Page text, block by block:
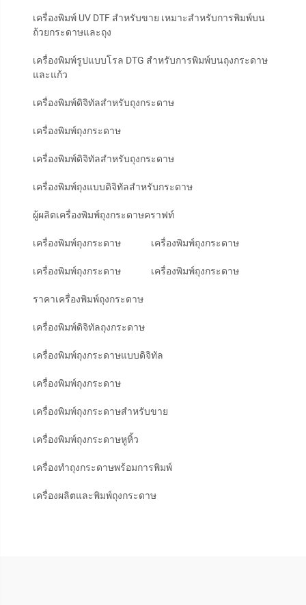
เครื่องพิมพ์ UV DTF สำหรับขาย เหมาะสำหรับการพิมพ์บน
ถ้วยกระดาษและถุง
เครื่องพิมพ์รูปแบบโรล DTG สำหรับการพิมพ์บนถุงกระดาษ
และแก้ว
เครื่องพิมพ์ดิจิทัลสำหรับถุงกระดาษ
เครื่องพิมพ์ถุงกระดาษ
เครื่องพิมพ์ดิจิทัลสำหรับถุงกระดาษ
เครื่องพิมพ์ถุงแบบดิจิทัลสำหรับกระดาษ
ผู้ผลิตเครื่องพิมพ์ถุงกระดาษคราฟท์
เครื่องพิมพ์ถุงกระดาษ เครื่องพิมพ์ถุงกระดาษ
เครื่องพิมพ์ถุงกระดาษ เครื่องพิมพ์ถุงกระดาษ
ราคาเครื่องพิมพ์ถุงกระดาษ
เครื่องพิมพ์ดิจิทัลถุงกระดาษ
เครื่องพิมพ์ถุงกระดาษแบบดิจิทัล
เครื่องพิมพ์ถุงกระดาษ
เครื่องพิมพ์ถุงกระดาษสำหรับขาย
เครื่องพิมพ์ถุงกระดาษหูหิ้ว
เครื่องทำถุงกระดาษพร้อมการพิมพ์
เครื่องผลิตและพิมพ์ถุงกระดาษ